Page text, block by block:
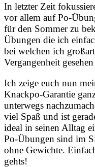
In letzter Zeit
vor allem auf Po-
für den Sommer zu
Übungen die ich
bei welchen ich
Vergangenheit
Ich zeige euch nun
Knackpo-Garantie
unterwegs
viel Spaß und ist
ideal in seinen Alltag
Po-Übungen sind im
ohne Gewichte.
gehts!